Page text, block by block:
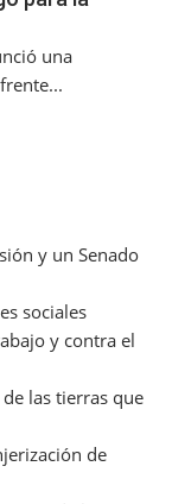
una
y un Senado
sociales
y contra el
las tierras que
de